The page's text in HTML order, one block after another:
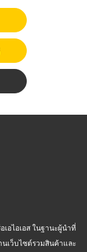
อไอเอส ในฐานะผู้นำที่
เว็บไซต์รวมสินค้าและ